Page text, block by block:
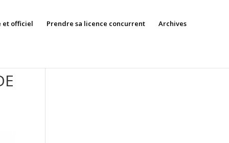
et officiel Prendre sa licence concurrent Archives